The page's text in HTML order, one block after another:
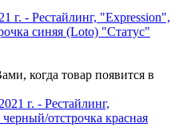
г. - Рестайлинг, "Expression",
синяя (Loto) "Статус"
когда товар появится в